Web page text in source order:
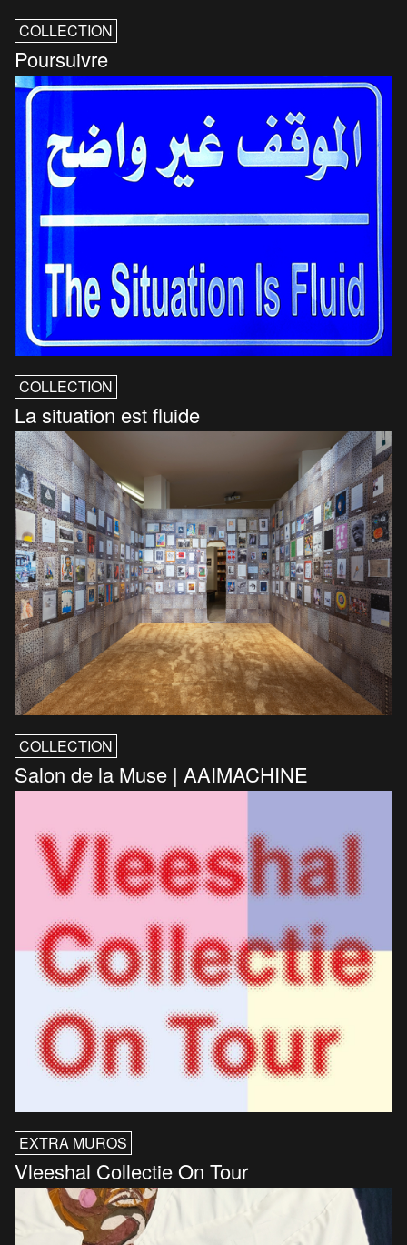
COLLECTION
Poursuivre
COLLECTION
La situation est fluide
COLLECTION
Salon de la Muse | AAIMACHINE
EXTRA MUROS
Vleeshal Collectie On Tour